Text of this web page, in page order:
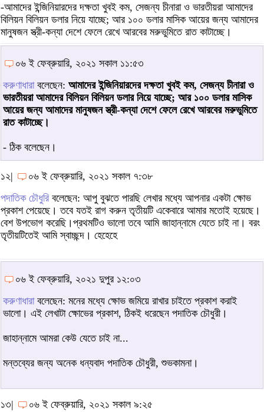
-আমাদের ইন্জিনিয়ারদের দক্ষতা খুবই কম, সেজন্য চীনারা ও ভারতীয়রা আমাদের
বিলিয়ন বিলিয়ন ডলার নিয়ে যাচ্ছে; আর ১০০ ডলার মাসিক আয়ের জন্য আমাদের
মানুষজন স্ত্রী-কন্যা দেশে ফেলে রেখে আরবের মরুভুমিতে রাত কাটাচ্ছে।
০৬ ই ফেব্রুয়ারি, ২০২১ সকাল ১১:৫৩
করুণাধারাবলেছেন: আমাদের ইন্জিনিয়ারদের দক্ষতা খুবই কম, সেজন্য চীনারা ও
ভারতীয়রা আমাদের বিলিয়ন বিলিয়ন ডলার নিয়ে যাচ্ছে; আর ১০০ ডলার মাসিক
আয়ের জন্য আমাদের মানুষজন স্ত্রী-কন্যা দেশে ফেলে রেখে আরবের মরুভুমিতে
রাত কাটাচ্ছে।
- ঠিক বলেছেন।
১২|
০৬ ই ফেব্রুয়ারি, ২০২১ সকাল ৭:৩৮
পদাতিক চৌধুরি বলেছেন: আপু বুঝতে পারছি লেখার মধ্যে আপনার একটা ক্ষোভ
প্রকাশ পেয়েছে। তবে যতই রাগ করুন তৃতীয়টি একেবারে আমার মতোই হয়েছে।
বেশ উপভোগ করেছি।প্রথমটিও ভালো তবে আমি জাহান্নামে যেতে চাই না। বরং
তৃতীয়টিতেই আমি স্বাচ্ছন্দ। হেহেহে
০৬ ই ফেব্রুয়ারি, ২০২১ দুপুর ১২:০৩
করুণাধারাবলেছেন: মনের মধ্যে ক্ষোভ জমিয়ে রাখার চাইতে প্রকাশ করাই
ভালো। এই লেখাটা ক্ষোভের প্রকাশ, ঠিকই ধরেছেন পদাতিক চৌধুরী।
জাহান্নামে আমরা কেউ যেতে চাই না...
মন্তব্যের জন্য অনেক ধন্যবাদ পদাতিক চৌধুরী, শুভকামনা।
১৩|
০৬ ই ফেব্রুয়ারি, ২০২১ সকাল ৯:২৫